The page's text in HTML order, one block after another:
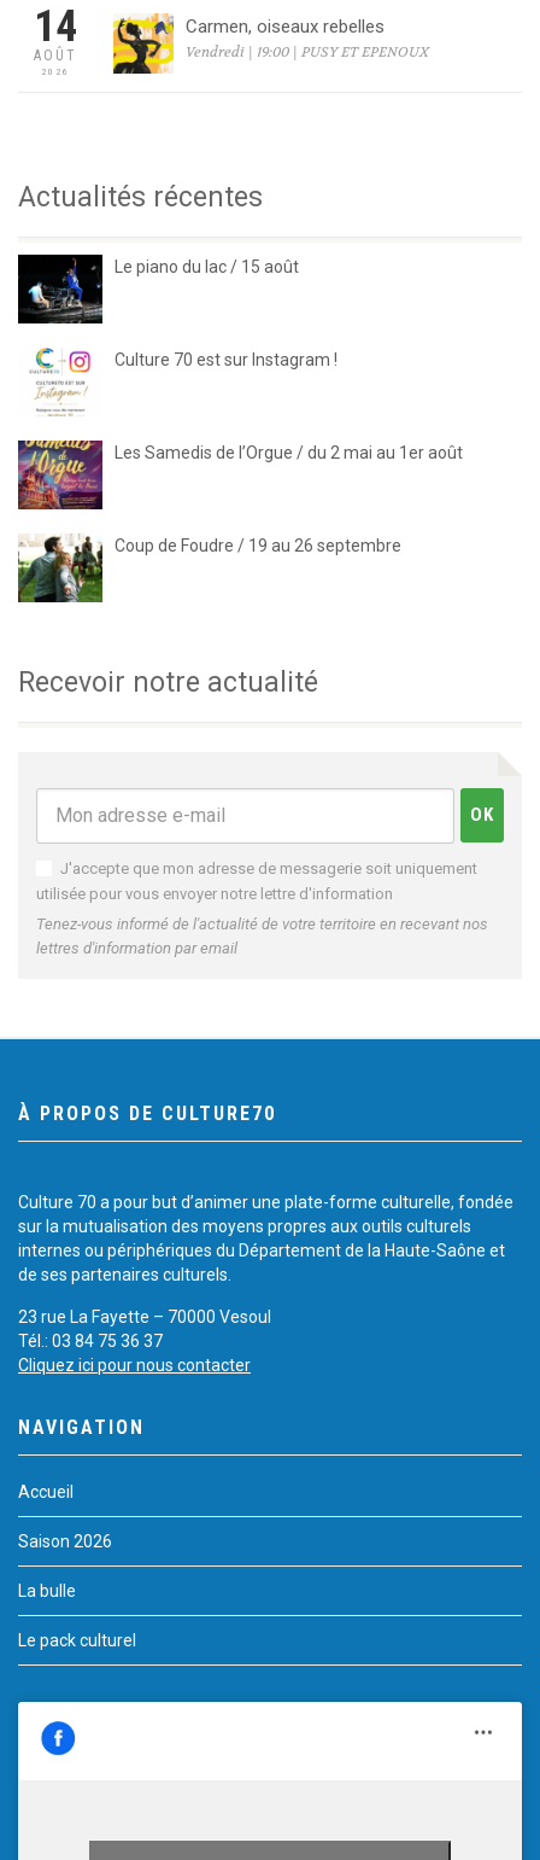
14
AOÛT
2026
Carmen, oiseaux rebelles
Vendredi | 19:00 | PUSY ET EPENOUX
Actualités récentes
Le piano du lac / 15 août
Culture 70 est sur Instagram !
Les Samedis de l’Orgue / du 2 mai au 1er août
Coup de Foudre / 19 au 26 septembre
Recevoir notre actualité
J'accepte que mon adresse de messagerie soit uniquement
utilisée pour vous envoyer notre lettre d'information
Tenez-vous informé de l'actualité de votre territoire en recevant nos
lettres d'information par email
À PROPOS DE CULTURE70
Culture 70 a pour but d’animer une plate-forme culturelle, fondée
sur la mutualisation des moyens propres aux outils culturels
internes ou périphériques du Département de la Haute-Saône et
de ses partenaires culturels.
23 rue La Fayette – 70000 Vesoul
Tél.: 03 84 75 36 37
Cliquez ici pour nous contacter
NAVIGATION
Accueil
Saison 2026
La bulle
Le pack culturel